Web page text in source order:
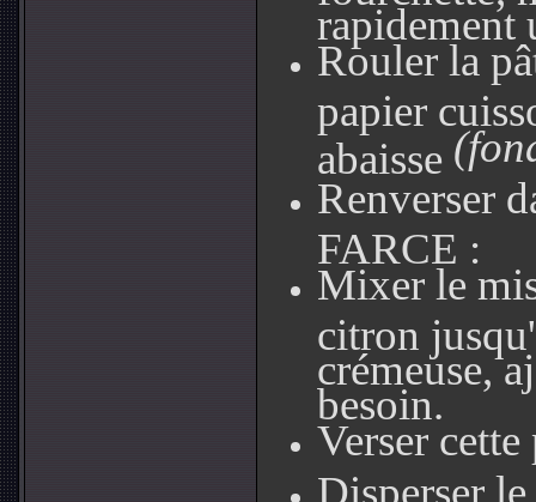
rapidement
Rouler la
papier
abaisse
Renverser
FARCE :
Mixer le
citron
crémeuse,
besoin.
Verser
Disperser